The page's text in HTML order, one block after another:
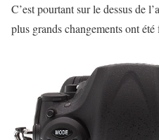
C’est pourtant sur le dessus de
plus grands changements ont été